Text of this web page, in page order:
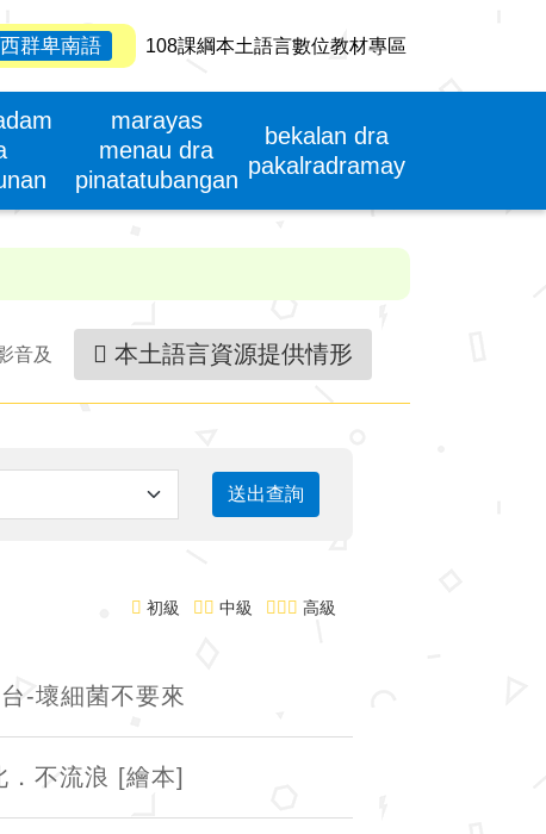
西群卑南語 108課綱本土語言數位教材專區
marayas
menau dra
pinatatubangan
bekalan dra
pakalradramay
音及
本土語言資源提供情形
送出查詢
初級 中級 高級
-壞細菌不要來
．不流浪 [繪本]